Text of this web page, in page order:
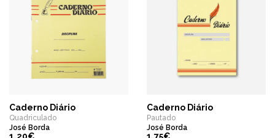
Caderno Diário
Quadriculado
José Borda
Caderno Diário
Pautado
José Borda